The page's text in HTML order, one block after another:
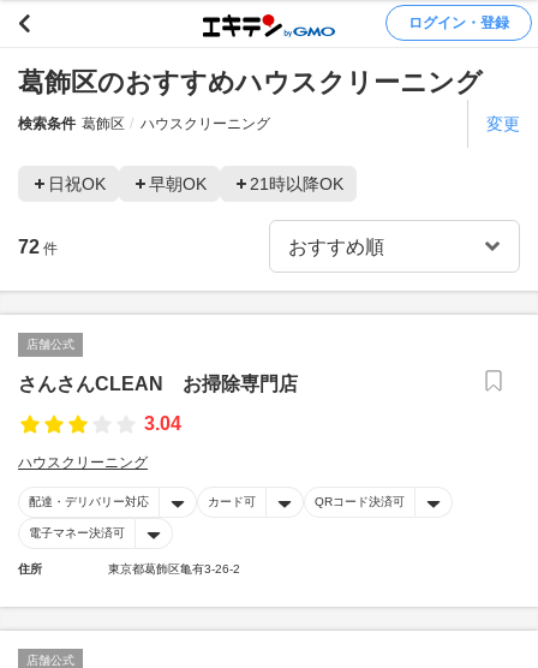
ログイン・登録
葛飾区のおすすめハウスクリーニング
検索条件 葛飾区 ハウスクリーニング 変更
日祝OK 早朝OK 21時以降OK
72 件
店舗公式
さんさんCLEAN お掃除専門店
3.04
ハウスクリーニング
配達・デリバリー対応 カード可 QRコード決済可
電子マネー決済可
住所 東京都葛飾区亀有3-26-2
店舗公式